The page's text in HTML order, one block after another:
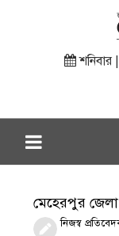
শনিবার
মেহেরপুর জেলা
নিজস্ব